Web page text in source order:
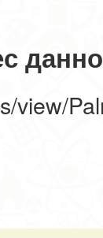
view/